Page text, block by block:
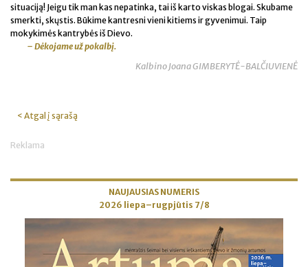
situaciją! Jeigu tik man kas nepatinka, tai iš karto viskas blogai. Skubame
smerkti, skųstis. Būkime kantresni vieni kitiems ir gyvenimui. Taip
mokykimės kantrybės iš Dievo.
– Dėkojame už pokalbį.
Kalbino Joana GIMBERYTĖ-BALČIUVIENĖ
< Atgal į sąrašą
Reklama
NAUJAUSIAS NUMERIS
2026 liepa–rugpjūtis 7/8